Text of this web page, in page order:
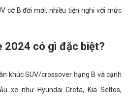
cỡ B đời mới, nhiều tiện nghi với mức
2024 có gì đặc biệt?
khúc SUV/crossover hạng B và cạnh
xe như Hyundai Creta, Kia Seltos,